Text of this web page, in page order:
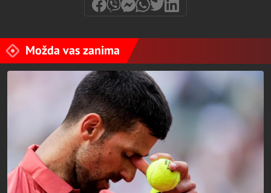
Možda vas zanima